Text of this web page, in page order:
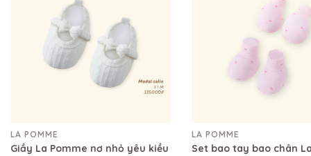
LA POMME
Giầy La Pomme nơ nhỏ yêu kiều
LA POMME